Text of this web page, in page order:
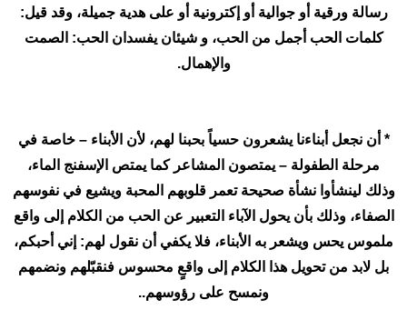
رسالة ورقية أو جوالية أو إكترونية أو على هدية جميلة، وقد قيل:
كلمات الحب أجمل من الحب، و شيئان يفسدان الحب: الصمت
والإهمال.
* أن نجعل أبناءنا يشعرون حسياً بحبنا لهم، لأن الأبناء – خاصة في
مرحلة الطفولة – يمتصون المشاعر كما يمتص الإسفنج الماء،
وذلك لينشأوا نشأة صحيحة تعمر قلوبهم المحبة ويشيع في نفوسهم
الصفاء، وذلك بأن يحول الآباء التعبير عن الحب من الكلام إلى واقع
ملموس يحس ويشعر به الأبناء، فلا يكفي أن نقول لهم: إني أحبكم،
بل لابد من تحويل هذا الكلام إلى واقعٍ محسوس فنقبّلهم ونضمهم
ونمسح على رؤوسهم..